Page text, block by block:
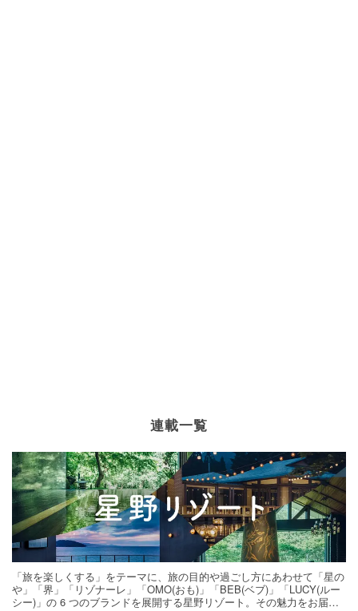
連載一覧
「旅を楽しくする」をテーマに、旅の目的や過ごし方にあわせて「星の
や」「界」「リゾナーレ」「OMO(おも)」「BEB(ベブ)」「LUCY(ルー
シー)」の 6 つのブランドを展開する星野リゾート。その魅力をお届け